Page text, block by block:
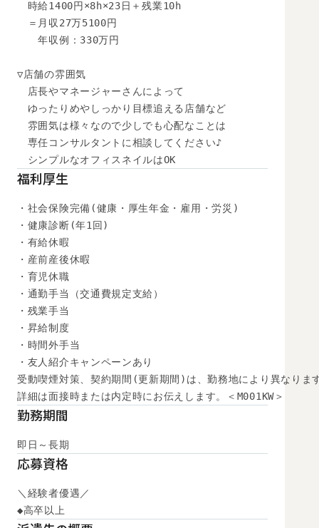
時給1400円×8h×23日＋残業10h
＝月収27万5100円
年収例：330万円
▽店舗の雰囲気
店長やマネージャーさんによって
ゆったりめやしっかり目標追える店舗など
雰囲気は様々なので少しでも心配なことは
専任コンサルタントに相談してください♪
シンプルなオフィスネイルはOK
福利厚生
・社会保険完備(健康・厚生年金・雇用・労災)
・健康診断(年1回)
・有給休暇
・産前産後休暇
・育児休職
・通勤手当（交通費規定支給）
・残業手当
・昇給制度
・時間外手当
・友人紹介キャンペーンあり
受動喫煙対策、契約期間(更新期間)は、勤務地により異なりま
詳細は面接時または内定時にお伝えします。＜M001KW＞
勤務期間
即日～長期
応募資格
＼経験者優遇／
◆高卒以上